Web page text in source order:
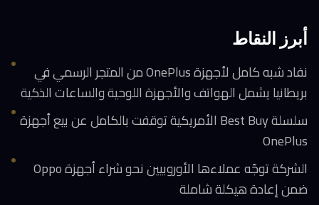
أبرز النقاط
نفاد شبه كامل لأجهزة OnePlus من المتجر الرسمي في
بريطانيا يشمل الهواتف والأجهزة اللوحية والساعات الذكية
سلسلة Best Buy الأمريكية توقفت بالكامل عن بيع أجهزة
OnePlus
الشركة توجّه عملاءها الأوروبيين نحو شراء أجهزة Oppo
ضمن إعادة هيكلة شاملة